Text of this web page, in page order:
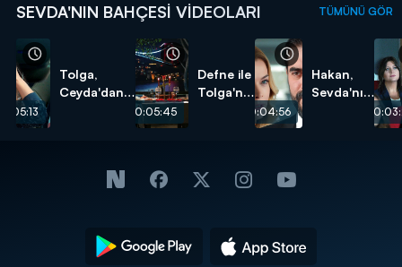
SEVDA'NIN BAHÇESI VIDEOLARI TÜMÜNÜ GÖR
Tolga,
Ceyda'dan
00:05:45
Defne ile
Tolga'nın
00:04:56
Hakan,
Sevda'nın